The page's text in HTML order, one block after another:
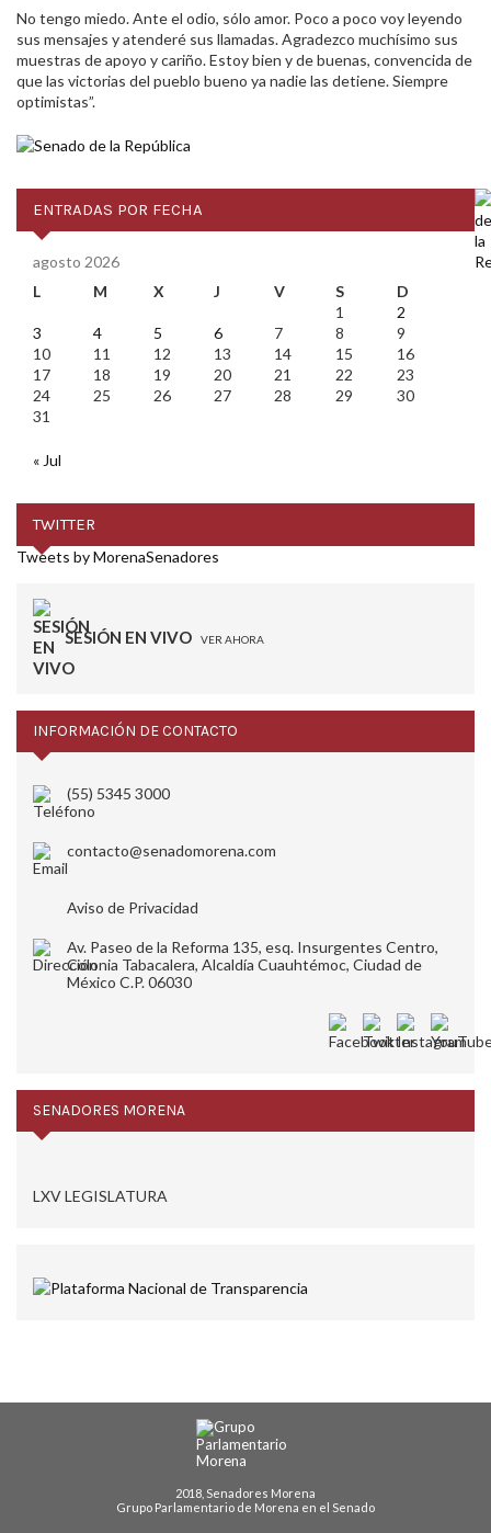
No tengo miedo. Ante el odio, sólo amor. Poco a poco voy leyendo
sus mensajes y atenderé sus llamadas. Agradezco muchísimo sus
muestras de apoyo y cariño. Estoy bien y de buenas, convencida de
que las victorias del pueblo bueno ya nadie las detiene. Siempre
optimistas”.
ENTRADAS POR FECHA
agosto 2026
L
M X J V S
D
1
2
3
4 5 6 7 8
9
10
11 12 13 14 15
16
17
18 19 20 21 22
23
24
25 26 27 28 29
30
31
« Jul
TWITTER
Tweets by MorenaSenadores
SESIÓN EN VIVO VER AHORA
INFORMACIÓN DE CONTACTO
(55) 5345 3000
contacto@senadomorena.com
Aviso de Privacidad
Av. Paseo de la Reforma 135, esq. Insurgentes Centro,
Colonia Tabacalera, Alcaldía Cuauhtémoc, Ciudad de
México C.P. 06030
SENADORES MORENA
LXV LEGISLATURA
2018, Senadores Morena
Grupo Parlamentario de Morena en el Senado